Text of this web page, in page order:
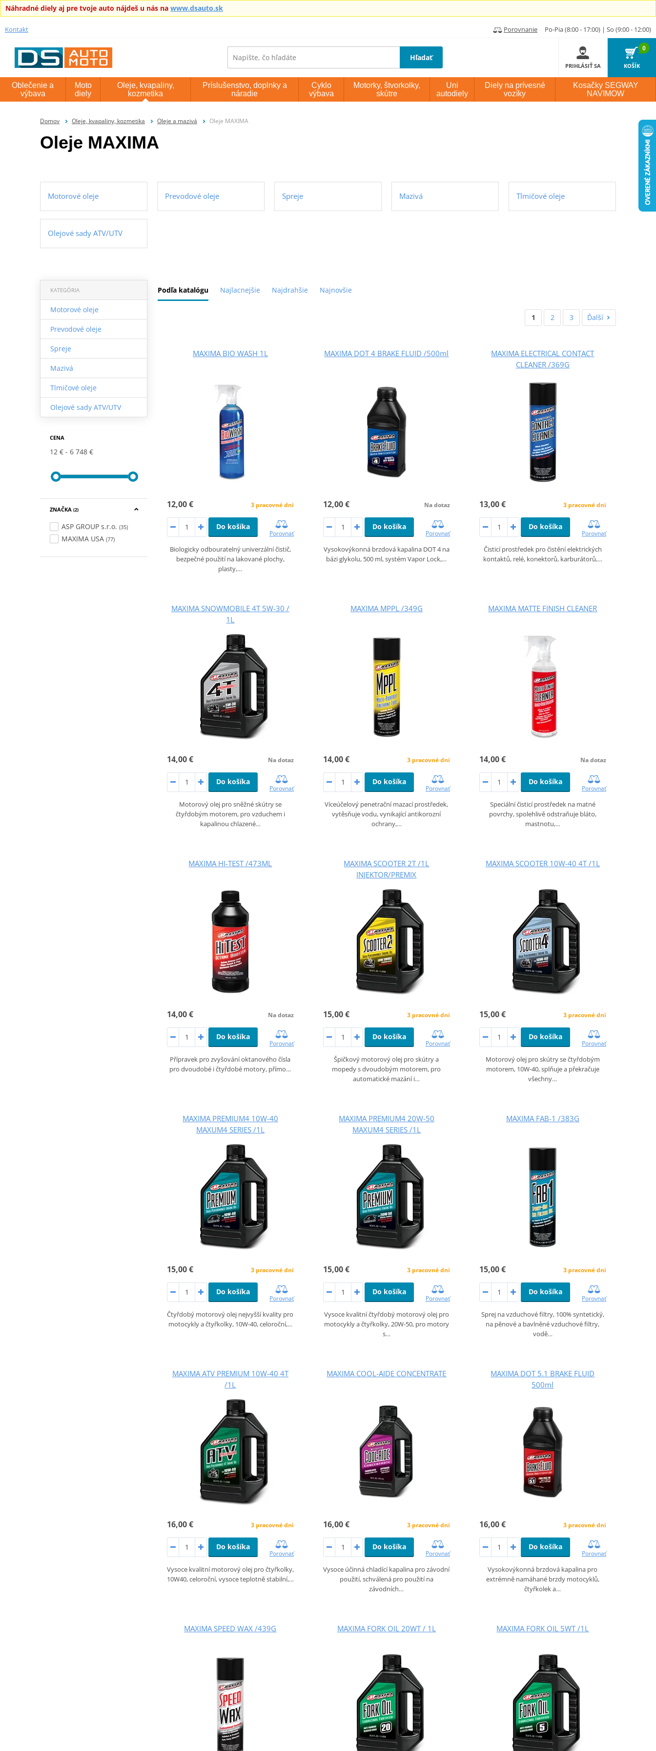
Náhradné diely aj pre tvoje auto nájdeš u nás na www.dsauto.sk
Kontakt Porovnanie Po-Pia (8:00 - 17:00) | So (9:00 - 12:00)
Hľadať
PRIHLÁSIŤ SA
0
KOŠÍK
Oblečenie a
výbava
Moto
diely
Oleje, kvapaliny,
kozmetika
Príslušenstvo, doplnky a
náradie
Cyklo
výbava
Motorky, štvorkolky,
skútre
Uni
autodiely
Diely na prívesné
vozíky
Kosačky SEGWAY
NAVIMOW
Domov Oleje, kvapaliny, kozmetika Oleje a mazivá Oleje MAXIMA
Oleje MAXIMA
Motorové oleje Prevodové oleje Spreje Mazivá Tlmičové oleje
Olejové sady ATV/UTV
Podľa katalógu Najlacnejšie Najdrahšie Najnovšie
KATEGÓRIA
Motorové oleje
Prevodové oleje
Spreje
Mazivá
Tlmičové oleje
Olejové sady ATV/UTV
CENA
12 € 6 748 €
ZNAČKA (2)
ASP GROUP s.r.o. (35)
MAXIMA USA (77)
1 2 3 Ďalší
MAXIMA BIO WASH 1L
12,00 € 3 pracovné dni
Do košíka
Porovnať
Biologicky odbouratelný univerzální čistič,
bezpečné použití na lakované plochy,
plasty,…
MAXIMA DOT 4 BRAKE FLUID /500ml
12,00 € Na dotaz
Do košíka
Porovnať
Vysokovýkonná brzdová kapalina DOT 4 na
bázi glykolu, 500 ml, systém Vapor Lock,…
MAXIMA ELECTRICAL CONTACT
CLEANER /369G
13,00 € 3 pracovné dni
Do košíka
Porovnať
Čisticí prostředek pro čistění elektrických
kontaktů, relé, konektorů, karburátorů,…
MAXIMA SNOWMOBILE 4T 5W-30 /
1L
14,00 € Na dotaz
Do košíka
Porovnať
Motorový olej pro sněžné skútry se
čtyřdobým motorem, pro vzduchem i
kapalinou chlazené…
MAXIMA MPPL /349G
14,00 € 3 pracovné dni
Do košíka
Porovnať
Víceúčelový penetrační mazací prostředek,
vytěsňuje vodu, vynikající antikorozní
ochrany,…
MAXIMA MATTE FINISH CLEANER
14,00 € Na dotaz
Do košíka
Porovnať
Speciální čisticí prostředek na matné
povrchy, spolehlivě odstraňuje bláto,
mastnotu,…
MAXIMA HI-TEST /473ML
14,00 € Na dotaz
Do košíka
Porovnať
Přípravek pro zvyšování oktanového čísla
pro dvoudobé i čtyřdobé motory, přímo…
MAXIMA SCOOTER 2T /1L
INJEKTOR/PREMIX
15,00 € 3 pracovné dni
Do košíka
Porovnať
Špičkový motorový olej pro skútry a
mopedy s dvoudobým motorem, pro
automatické mazání i…
MAXIMA SCOOTER 10W-40 4T /1L
15,00 € 3 pracovné dni
Do košíka
Porovnať
Motorový olej pro skútry se čtyřdobým
motorem, 10W-40, splňuje a překračuje
všechny…
MAXIMA PREMIUM4 10W-40
MAXUM4 SERIES /1L
15,00 € 3 pracovné dni
Do košíka
Porovnať
Čtyřdobý motorový olej nejvyšší kvality pro
motocykly a čtyřkolky, 10W-40, celoroční,…
MAXIMA PREMIUM4 20W-50
MAXUM4 SERIES /1L
15,00 € 3 pracovné dni
Do košíka
Porovnať
Vysoce kvalitní čtyřdobý motorový olej pro
motocykly a čtyřkolky, 20W-50, pro motory
s…
MAXIMA FAB-1 /383G
15,00 € 3 pracovné dni
Do košíka
Porovnať
Sprej na vzduchové filtry, 100% syntetický,
na pěnové a bavlněné vzduchové filtry,
vodě…
MAXIMA ATV PREMIUM 10W-40 4T
/1L
16,00 € 3 pracovné dni
Do košíka
Porovnať
Vysoce kvalitní motorový olej pro čtyřkolky,
10W40, celoroční, vysoce teplotně stabilní,…
MAXIMA COOL-AIDE CONCENTRATE
16,00 € 3 pracovné dni
Do košíka
Porovnať
Vysoce účinná chladící kapalina pro závodní
použití, schválená pro použití na
závodních…
MAXIMA DOT 5.1 BRAKE FLUID
500ml
16,00 € 3 pracovné dni
Do košíka
Porovnať
Vysokovýkonná brzdová kapalina pro
extrémně namáhané brzdy motocyklů,
čtyřkolek a…
MAXIMA SPEED WAX /439G MAXIMA FORK OIL 20WT / 1L MAXIMA FORK OIL 5WT /1L